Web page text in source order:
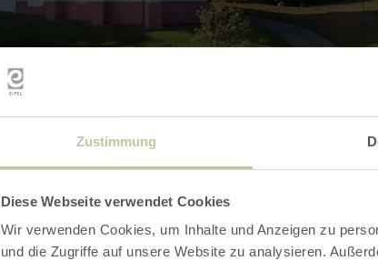
Zustimmung
Diese Webseite verwendet Cookies
Wir verwenden Cookies, um Inhalte und Anzeigen zu
und die Zugriffe auf unsere Website zu analysieren.